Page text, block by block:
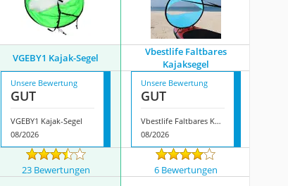
VGEBY1 Kajak-Segel
Vbestlife Faltbares
Kajaksegel
Unsere Bewertung
GUT
VGEBY1 Kajak-Segel
08/2026
Unsere Bewertung
GUT
Vbestlife Faltbares Kajaksegel
08/2026
23 Bewertungen
6 Bewertungen